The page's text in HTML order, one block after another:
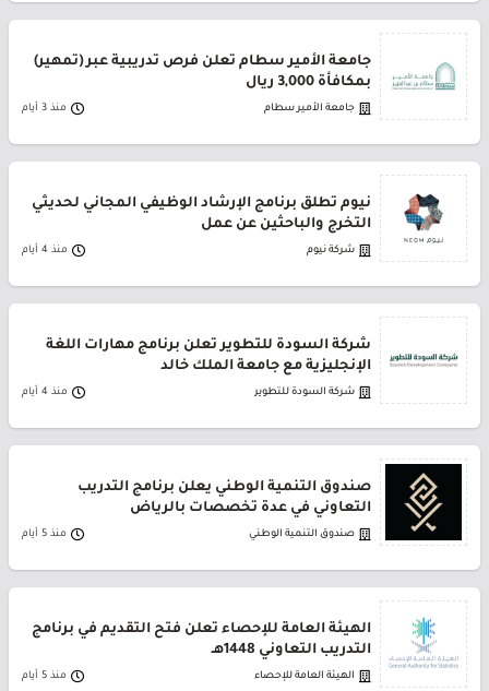
جامعة الأمير سطام تعلن فرص تدريبية عبر (تمهير)
بمكافأة 3,000 ريال
جامعة الأمير سطام منذ 3 أيام
نيوم تطلق برنامج الإرشاد الوظيفي المجاني لحديثي
التخرج والباحثين عن عمل
شركة نيوم منذ 4 أيام
شركة السودة للتطوير تعلن برنامج مهارات اللغة
الإنجليزية مع جامعة الملك خالد
شركة السودة للتطوير منذ 4 أيام
صندوق التنمية الوطني يعلن برنامج التدريب
التعاوني في عدة تخصصات بالرياض
صندوق التنمية الوطني منذ 5 أيام
الهيئة العامة للإحصاء تعلن فتح التقديم في برنامج
التدريب التعاوني 1448هـ
الهيئة العامة للإحصاء منذ 5 أيام